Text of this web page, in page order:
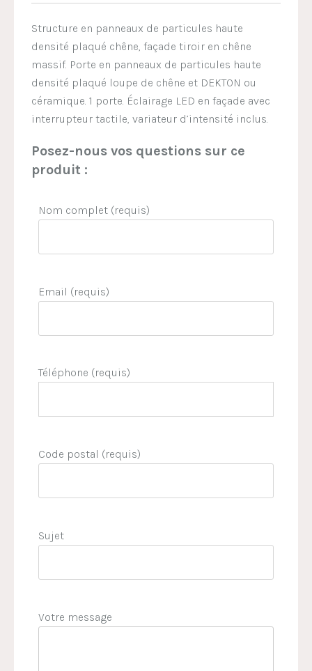
Structure en panneaux de particules haute
densité plaqué chêne, façade tiroir en chêne
massif. Porte en panneaux de particules haute
densité plaqué loupe de chêne et DEKTON ou
céramique. 1 porte. Éclairage LED en façade avec
interrupteur tactile, variateur d’intensité inclus.
Posez-nous vos questions sur ce
produit :
Nom complet (requis)
Email (requis)
Téléphone (requis)
Code postal (requis)
Sujet
Votre message